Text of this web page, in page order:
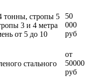
тонны, стропы 5
3 и 4 метра
от 5 до 10
50
000
руб
стального
от
50000
руб